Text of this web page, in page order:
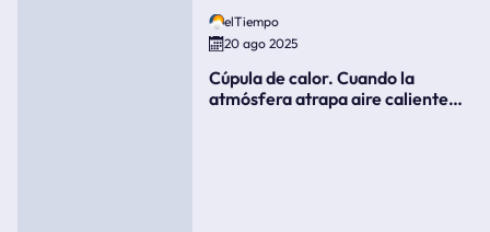
elTiempo
20 ago 2025
Cúpula de calor. Cuando la
atmósfera atrapa aire caliente